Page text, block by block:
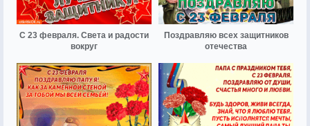
С 23 февраля. Света и радости
вокруг
Поздравляю всех защитников
отечества